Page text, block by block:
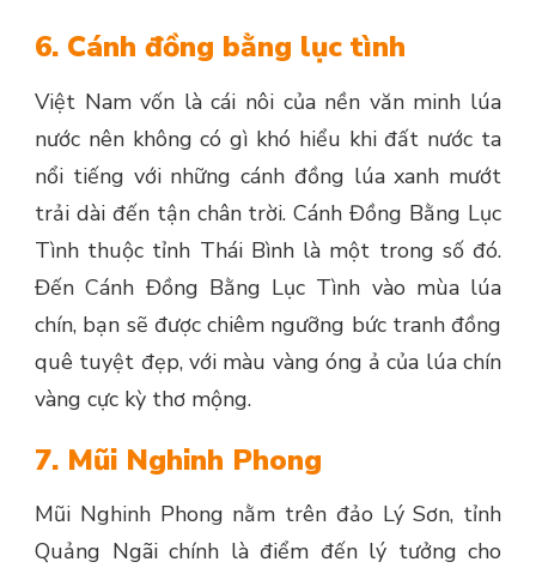
6. Cánh đồng bằng lục tình
Việt Nam vốn là cái nôi của nền văn minh lúa
nước nên không có gì khó hiểu khi đất nước ta
nổi tiếng với những cánh đồng lúa xanh mướt
trải dài đến tận chân trời. Cánh Đồng Bằng Lục
Tình thuộc tỉnh Thái Bình là một trong số đó.
Đến Cánh Đồng Bằng Lục Tình vào mùa lúa
chín, bạn sẽ được chiêm ngưỡng bức tranh đồng
quê tuyệt đẹp, với màu vàng óng ả của lúa chín
vàng cực kỳ thơ mộng.
7. Mũi Nghinh Phong
Mũi Nghinh Phong nằm trên đảo Lý Sơn, tỉnh
Quảng Ngãi chính là điểm đến lý tưởng cho